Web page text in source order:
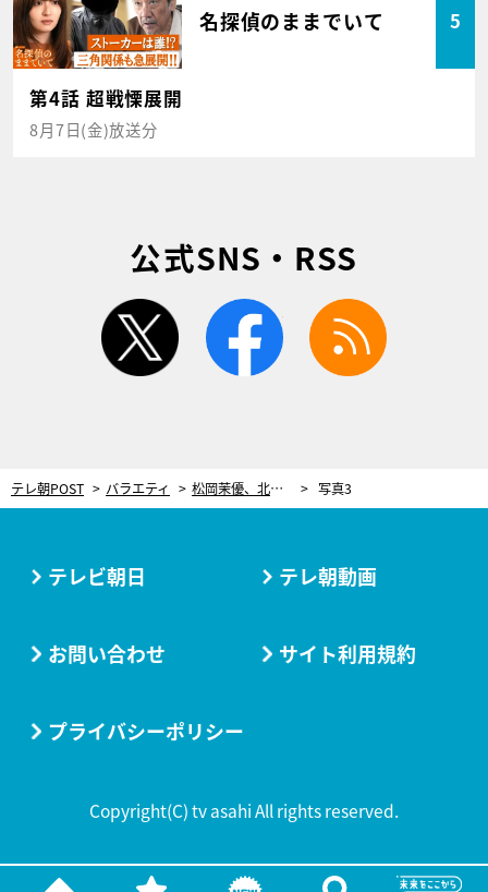
名探偵のままでいて 5
第4話 超戦慄展開
8月7日(金)放送分
公式SNS・RSS
twitter facebook
テレ朝POST バラエティ 松岡茉優、北海道・旭川の仰天グルメを実食！納豆にある調味料を入れると… 写真3
テレビ朝日 テレ朝動画
お問い合わせ サイト利用規約
プライバシーポリシー
Copyright(C) tv asahi All rights reserved.